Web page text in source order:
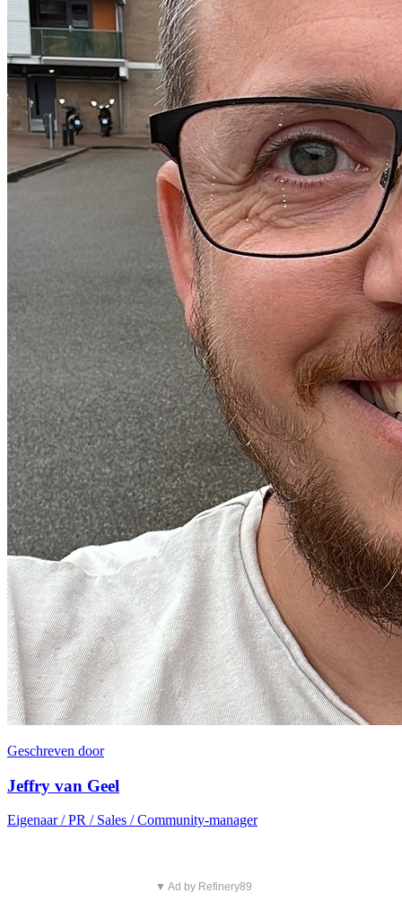
Geschreven door
Jeffry van Geel
Eigenaar / PR / Sales / Community-manager
▼ Ad by Refinery89